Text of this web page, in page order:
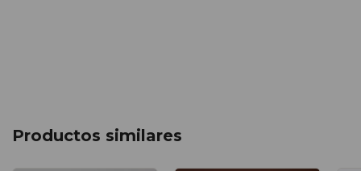
Productos similares